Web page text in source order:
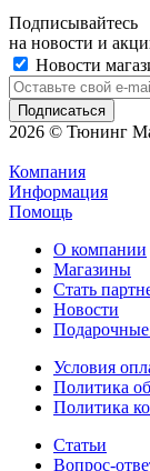
Подписывайтесь
на новости и
Новости
2026 © Тюнинг
Компания
Информация
Помощь
О компании
Магазины
Стать
Новости
Условия
Политика
Политика
Статьи
Вопрос-